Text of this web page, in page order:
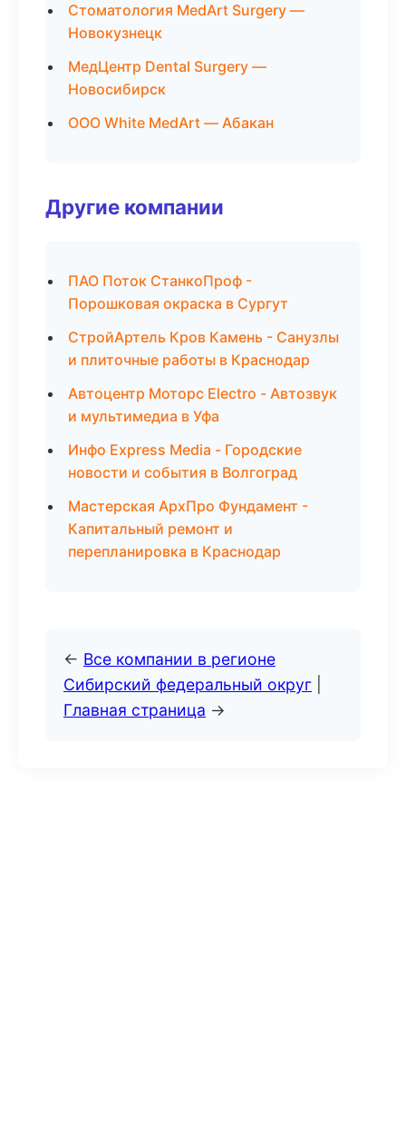
Стоматология MedArt Surgery —
Новокузнецк
МедЦентр Dental Surgery —
Новосибирск
ООО White MedArt — Абакан
Другие компании
ПАО Поток СтанкоПроф -
Порошковая окраска в Сургут
СтройАртель Кров Камень - Санузлы
и плиточные работы в Краснодар
Автоцентр Моторс Electro - Автозвук
и мультимедиа в Уфа
Инфо Express Media - Городские
новости и события в Волгоград
Мастерская АрхПро Фундамент -
Капитальный ремонт и
перепланировка в Краснодар
← Все компании в регионе
Сибирский федеральный округ
Главная страница →